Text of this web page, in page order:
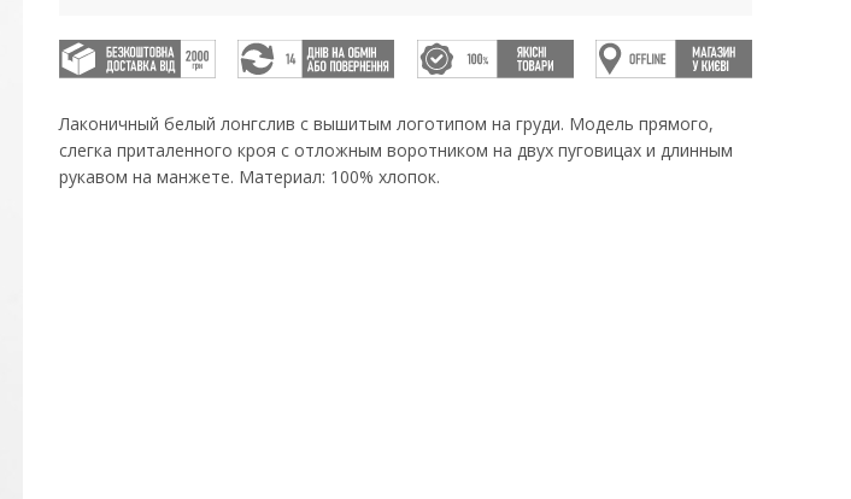
Лаконичный белый лонгслив с вышитым логотипом на груди. Модель прямого,
слегка приталенного кроя с отложным воротником на двух пуговицах и длинным
рукавом на манжете. Материал: 100% хлопок.